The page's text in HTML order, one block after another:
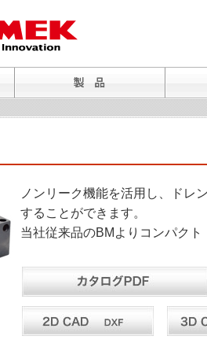
ノンリーク機能を活用し、ドレ
することができます。
当社従来品のBMよりコンパクト